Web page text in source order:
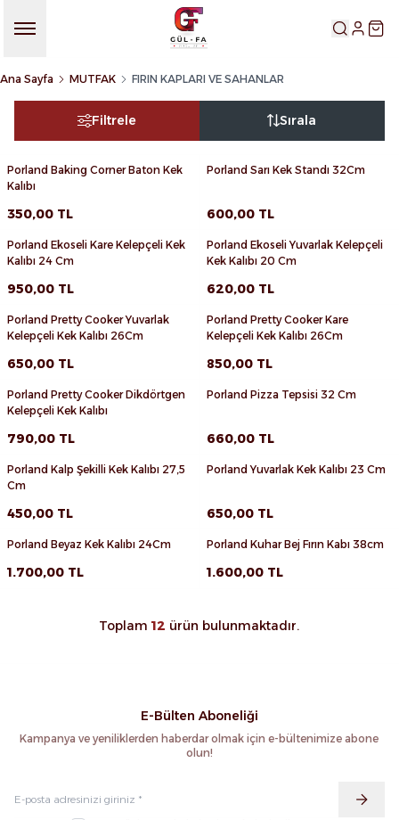
HESABIM
Ana Sayfa MUTFAK FIRIN KAPLARI VE SAHANLAR
Filtrele Sırala
Favorilere Ekle
Porland Baking Corner Baton Kek
Kalıbı
350,00 TL
Porland Sarı Kek Standı 32Cm
600,00TL
Favorilere Ekle
Porland Ekoseli Kare Kelepçeli Kek
Kalıbı 24 Cm
950,00 TL
Favorilere Ekle
Porland Ekoseli Yuvarlak Kelepçeli
Kek Kalıbı 20 Cm
620,00TL
Favorilere Ekle
Porland Pretty Cooker Yuvarlak
Kelepçeli Kek Kalıbı 26Cm
650,00 TL
Favorilere Ekle
Porland Pretty Cooker Kare
Kelepçeli Kek Kalıbı 26Cm
850,00TL
Favorilere Ekle
Porland Pretty Cooker Dikdörtgen
Kelepçeli Kek Kalıbı
790,00 TL
Favorilere Ekle
Porland Pizza Tepsisi 32 Cm
660,00TL
Favorilere Ekle
Porland Kalp Şekilli Kek Kalıbı 27,5
Cm
450,00 TL
Porland Yuvarlak Kek Kalıbı 23 Cm
650,00TL
Favorilere Ekle
Sepete Ekle
Porland Beyaz Kek Kalıbı 24Cm
1.700,00 TL
Favorilere Ekle
Sepete Ekle
Porland Kuhar Bej Fırın Kabı 38cm
1.600,00TL
Toplam12 ürün bulunmaktadır.
E-Bülten Aboneliği
Kampanya ve yeniliklerden haberdar olmak için e-bültenimize abone
olun!